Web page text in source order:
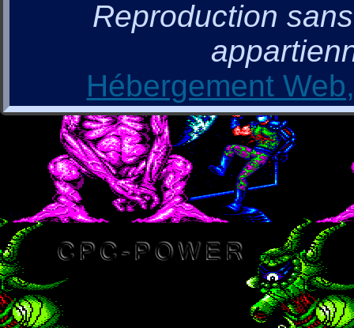
Reproduction
Hébergement